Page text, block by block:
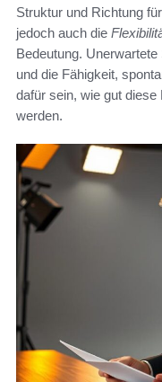
Struktur und Richtung
jedoch auch die
Bedeutung.
und die Fähigkeit,
dafür sein, wie gut
werden.